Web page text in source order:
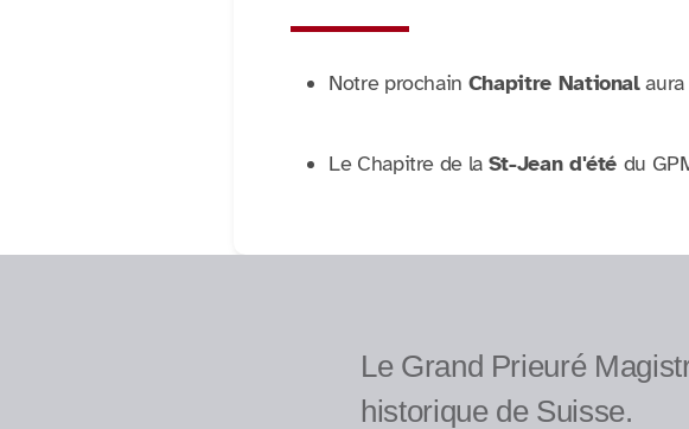
Notre prochain Chapitre Nationalaura
Le Chapitre de la St-Jean d'été du
Le Grand Prieuré
historique de Suisse.